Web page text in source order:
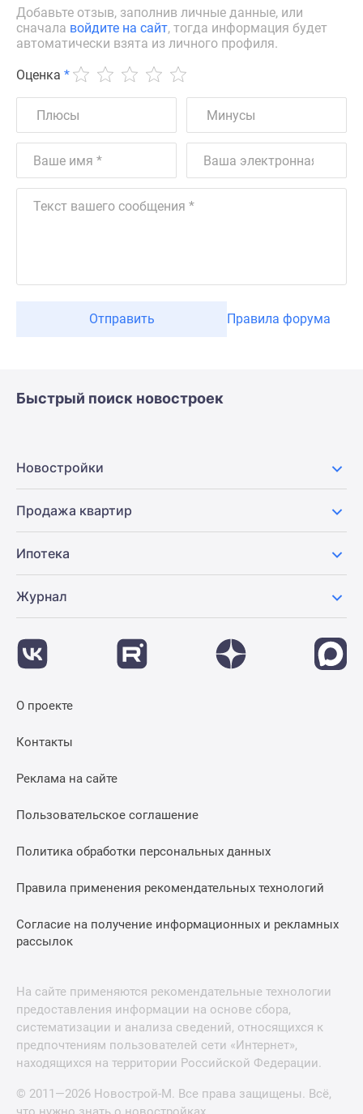
Добавьте отзыв, заполнив личные данные, или
сначала войдите на сайт, тогда информация будет
автоматически взята из личного профиля.
Оценка *
Отправить Правила форума
Быстрый поиск новостроек
Новостройки
Продажа квартир
Ипотека
Журнал
О проекте
Контакты
Реклама на сайте
Пользовательское соглашение
Политика обработки персональных данных
Правила применения рекомендательных технологий
Согласие на получение информационных и рекламных
рассылок
На сайте применяются рекомендательные технологии
предоставления информации на основе сбора,
систематизации и анализа сведений, относящихся к
предпочтениям пользователей сети «Интернет»,
находящихся на территории Российской Федерации.
© 2011—2026 Новострой-М. Все права защищены. Всё,